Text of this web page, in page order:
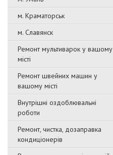
м. Краматорськ
м. Славянск
Ремонт мультиварок у вашому
місті
Ремонт швейних машин у
вашому місті
Внутрішні оздоблювальні
роботи
Ремонт, чистка, дозаправка
кондиціонерів